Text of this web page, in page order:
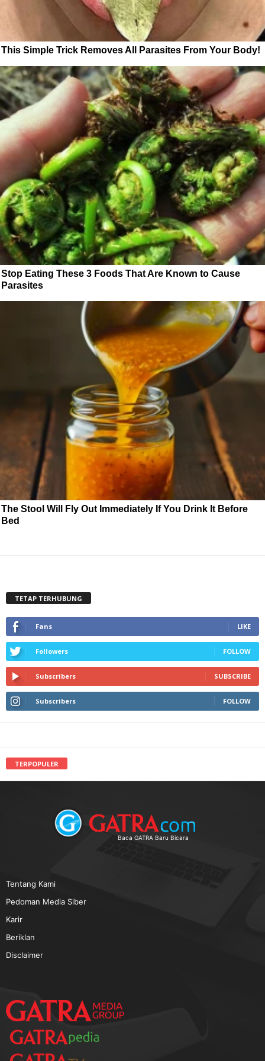
This Simple Trick Removes All Parasites From Your Body!
Stop Eating These 3 Foods That Are Known to Cause
Parasites
The Stool Will Fly Out Immediately If You Drink It Before
Bed
TETAP TERHUBUNG
Fans LIKE
Followers FOLLOW
Subscribers SUBSCRIBE
Subscribers FOLLOW